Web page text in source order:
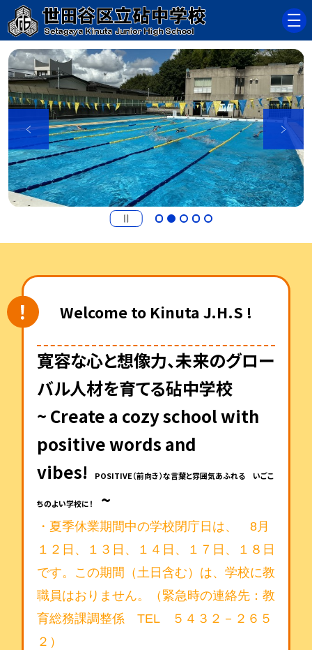
Welcome to Kinuta J.H.S !
寛容な心と想像力、未来のグロー
バル人材を育てる砧中学校
~ Create a cozy school with
positive words and
vibes!
POSITIVE（前向き）な言葉と雰囲気あふれる いごこ
ちのよい学校に！ ~
・夏季休業期間中の学校閉庁日は、 8月
１２日、１３日、１４日、１７日、１８日
です。この期間（土日含む）は、学校に教
職員はおりません。（ 緊急時の連絡先：教
育総務課調整係 TEL ５４３２－２６５
２）